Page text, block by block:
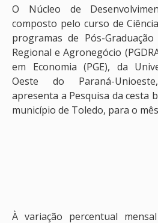
O Núcleo de
composto pelo curso de
programas de Pós-
Regional e Agronegócio
em Economia (PGE), da
Oeste do Paraná-
apresenta a Pesquisa da cesta
município de Toledo, para o
À variação percentual